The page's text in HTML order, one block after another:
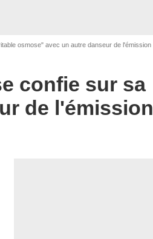
osmose" avec un autre danseur de l'émission
confie sur sa
de l'émission